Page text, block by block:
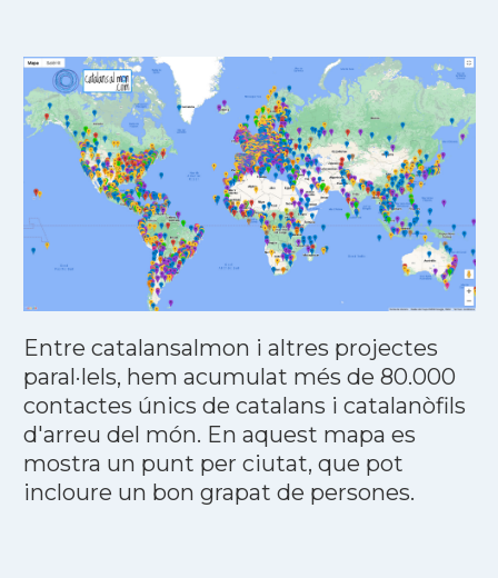
Entre catalansalmon i altres projectes
paral·lels, hem acumulat més de 80.000
contactes únics de catalans i catalanòfils
d'arreu del món. En aquest mapa es
mostra un punt per ciutat, que pot
incloure un bon grapat de persones.